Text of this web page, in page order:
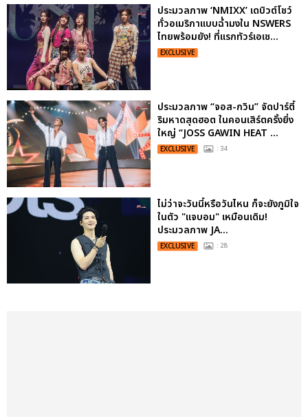
ประมวลภาพ ‘NMIXX’ เดบิวต์โชว์
ทั่วอเมริกาแบบฉ่ำมงใน NSWERS
ไทยพร้อมยัง! ที่แรกทัวร์เอเช...
EXCLUSIVE
ประมวลภาพ “จอส-กวิน” จัดปาร์ตี้
ริมหาดสุดฮอต ในคอนเสิร์ตครั้งยิ่ง
ใหญ่ “JOSS GAWIN HEAT ...
EXCLUSIVE : 34
ไม่ว่าจะวันนี้หรือวันไหน ก็จะยังภูมิใจ
ในตัว "แจบอม" เหมือนเดิม!
ประมวลภาพ JA...
EXCLUSIVE : 28